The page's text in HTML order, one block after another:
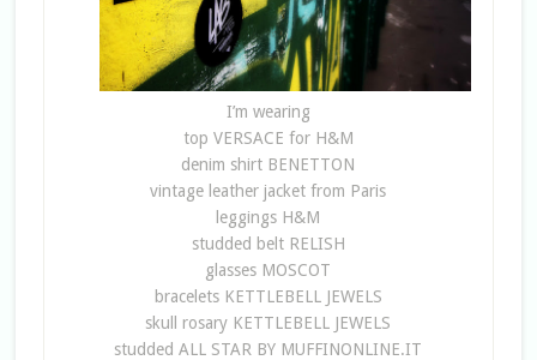
I’m wearing
top VERSACE for H&M
denim shirt BENETTON
vintage leather jacket from Paris
leggings H&M
studded belt RELISH
glasses MOSCOT
bracelets KETTLEBELL JEWELS
skull rosary KETTLEBELL JEWELS
studded ALL STAR BY MUFFINONLINE.IT